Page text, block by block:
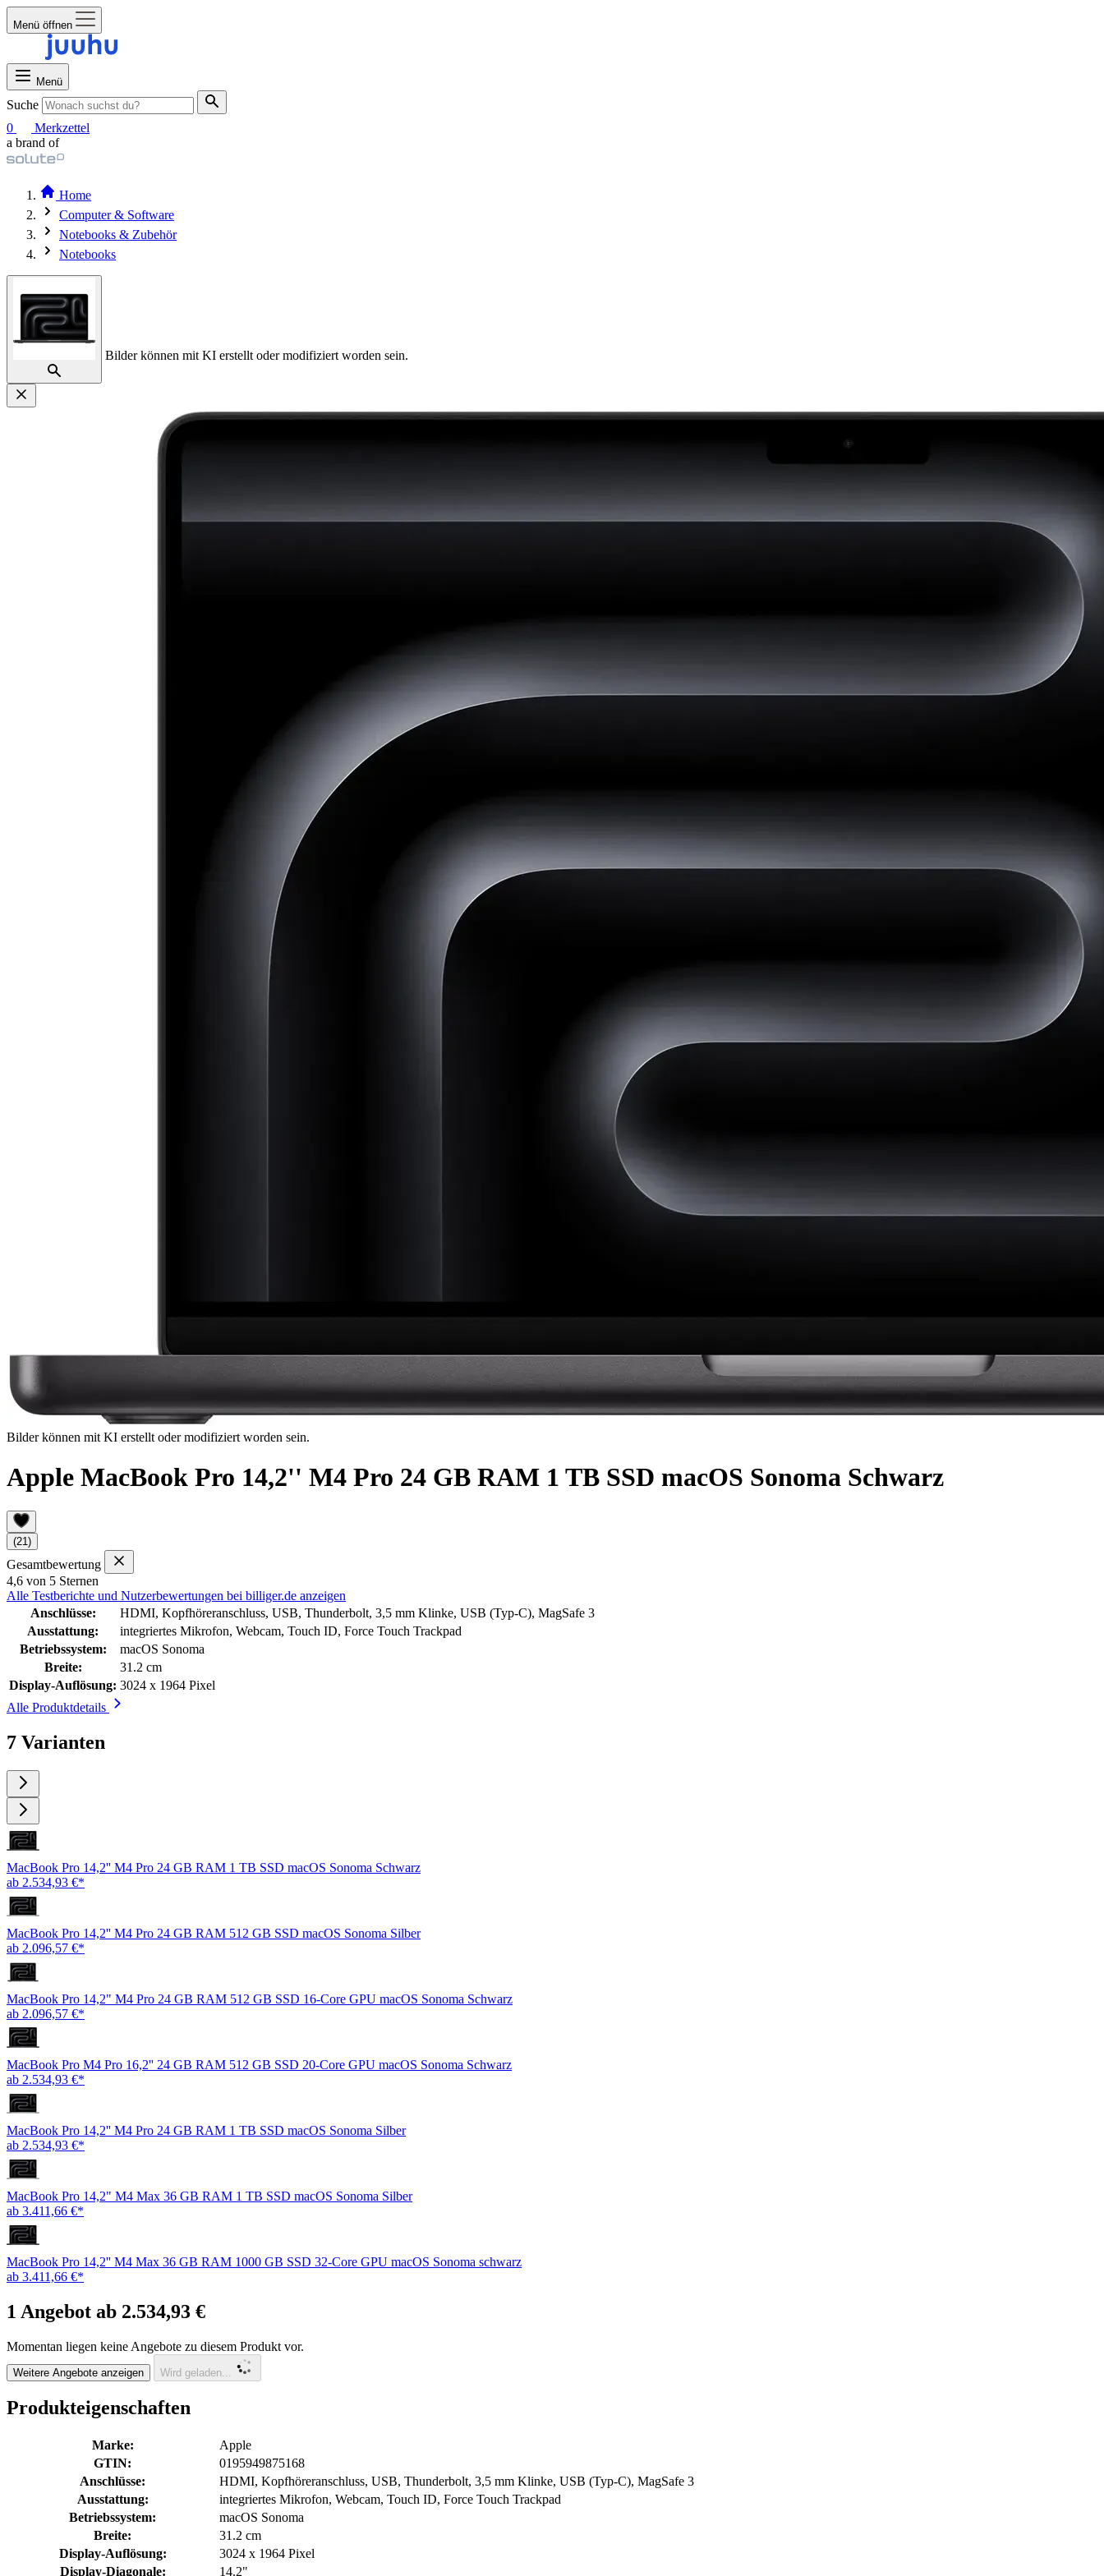
Menü öffnen
Menü
Suche
0
Merkzettel
a brand of
Home
Computer & Software
Notebooks & Zubehör
Notebooks
Bilder können mit KI erstellt oder modifiziert worden sein.
Bilder können mit KI erstellt oder modifiziert worden sein.
Apple MacBook Pro 14,2'' M4 Pro 24 GB RAM 1 TB SSD macOS Sonoma Schwarz
(21)
Gesamtbewertung
4,6 von 5 Sternen
Alle Testberichte und Nutzerbewertungen bei billiger.de anzeigen
Anschlüsse:
HDMI, Kopfhöreranschluss, USB, Thunderbolt, 3,5 mm Klinke, USB (Typ-C), MagSafe 3
Ausstattung:
integriertes Mikrofon, Webcam, Touch ID, Force Touch Trackpad
Betriebssystem:
macOS Sonoma
Breite:
31.2 cm
Display-Auflösung: 3024 x 1964 Pixel
Alle Produktdetails
7 Varianten
MacBook Pro 14,2'' M4 Pro 24 GB RAM 1 TB SSD macOS Sonoma Schwarz
ab 2.534,93 €*
MacBook Pro 14,2'' M4 Pro 24 GB RAM 512 GB SSD macOS Sonoma Silber
ab 2.096,57 €*
MacBook Pro 14,2" M4 Pro 24 GB RAM 512 GB SSD 16-Core GPU macOS Sonoma Schwarz
ab 2.096,57 €*
MacBook Pro M4 Pro 16,2'' 24 GB RAM 512 GB SSD 20-Core GPU macOS Sonoma Schwarz
ab 2.534,93 €*
MacBook Pro 14,2'' M4 Pro 24 GB RAM 1 TB SSD macOS Sonoma Silber
ab 2.534,93 €*
MacBook Pro 14,2" M4 Max 36 GB RAM 1 TB SSD macOS Sonoma Silber
ab 3.411,66 €*
MacBook Pro 14,2'' M4 Max 36 GB RAM 1000 GB SSD 32-Core GPU macOS Sonoma schwarz
ab 3.411,66 €*
1 Angebot ab 2.534,93 €
Momentan liegen keine Angebote zu diesem Produkt vor.
Weitere Angebote anzeigen Wird geladen...
Produkteigenschaften
Marke:
Apple
GTIN:
0195949875168
Anschlüsse:
HDMI, Kopfhöreranschluss, USB, Thunderbolt, 3,5 mm Klinke, USB (Typ-C), MagSafe 3
Ausstattung:
integriertes Mikrofon, Webcam, Touch ID, Force Touch Trackpad
Betriebssystem:
macOS Sonoma
Breite:
31.2 cm
Display-Auflösung:
3024 x 1964 Pixel
Display-Diagonale:
14.2"